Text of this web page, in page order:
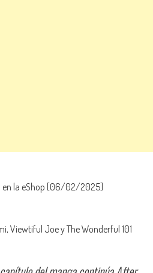
en la eShop [06/02/2025]
Viewtiful Joe y The Wonderful 101